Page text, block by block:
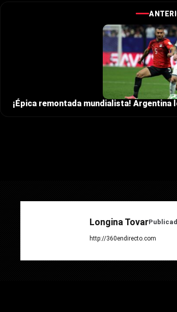
​¡Épica remontada mundialista!
Longina Tovar
http://360endirecto.com